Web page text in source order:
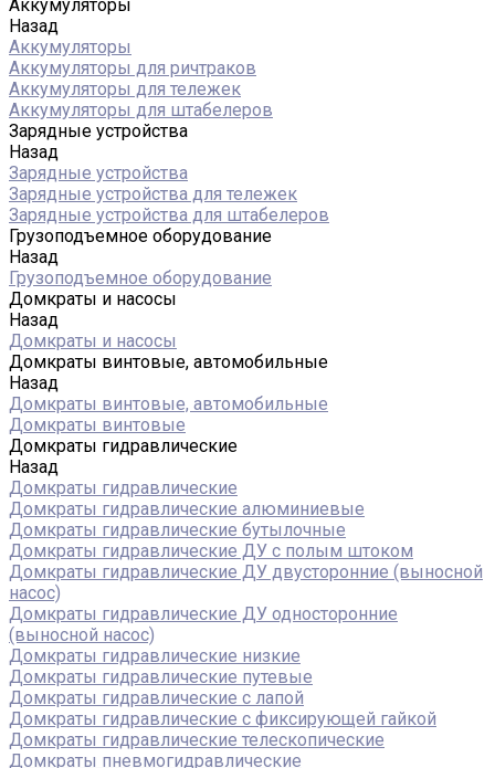
Аккумуляторы
Назад
Аккумуляторы
Аккумуляторы для ричтраков
Аккумуляторы для тележек
Аккумуляторы для штабелеров
Зарядные устройства
Назад
Зарядные устройства
Зарядные устройства для тележек
Зарядные устройства для штабелеров
Грузоподъемное оборудование
Назад
Грузоподъемное оборудование
Домкраты и насосы
Назад
Домкраты и насосы
Домкраты винтовые, автомобильные
Назад
Домкраты винтовые, автомобильные
Домкраты винтовые
Домкраты гидравлические
Назад
Домкраты гидравлические
Домкраты гидравлические алюминиевые
Домкраты гидравлические бутылочные
Домкраты гидравлические ДУ c полым штоком
Домкраты гидравлические ДУ двусторонние (выносной
насос)
Домкраты гидравлические ДУ односторонние
(выносной насос)
Домкраты гидравлические низкие
Домкраты гидравлические путевые
Домкраты гидравлические с лапой
Домкраты гидравлические с фиксирующей гайкой
Домкраты гидравлические телескопические
Домкраты пневмогидравлические